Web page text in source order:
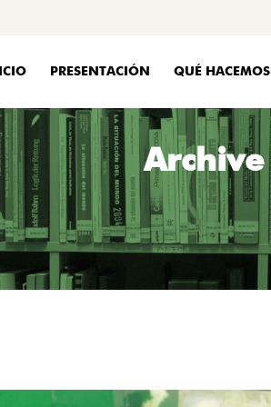
PRESENTACIÓN QUÉ HACEMOS
Archive